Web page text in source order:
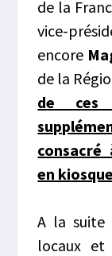
de la
vice-
encore
de la
de ces
consacré
en
A la suite
locaux et